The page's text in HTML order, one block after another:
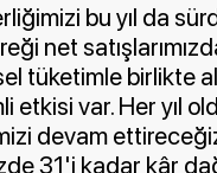
bu yıl da
net
tüketimle birlikte
etkisi var. Her yıl
devam
31'i kadar kâr